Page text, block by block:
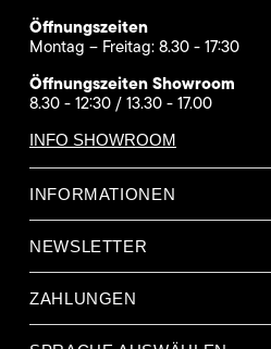
Öffnungszeiten
Montag – Freitag: 8.30 - 17:30
Öffnungszeiten Showroom
8.30 - 12:30 / 13.30 - 17.00
INFO SHOWROOM
INFORMATIONEN
NEWSLETTER
ZAHLUNGEN